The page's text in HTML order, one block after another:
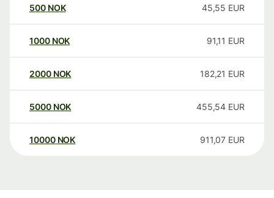
500 NOK 45,55 EUR
1000 NOK 91,11 EUR
2000 NOK 182,21 EUR
5000 NOK 455,54 EUR
10000 NOK 911,07 EUR